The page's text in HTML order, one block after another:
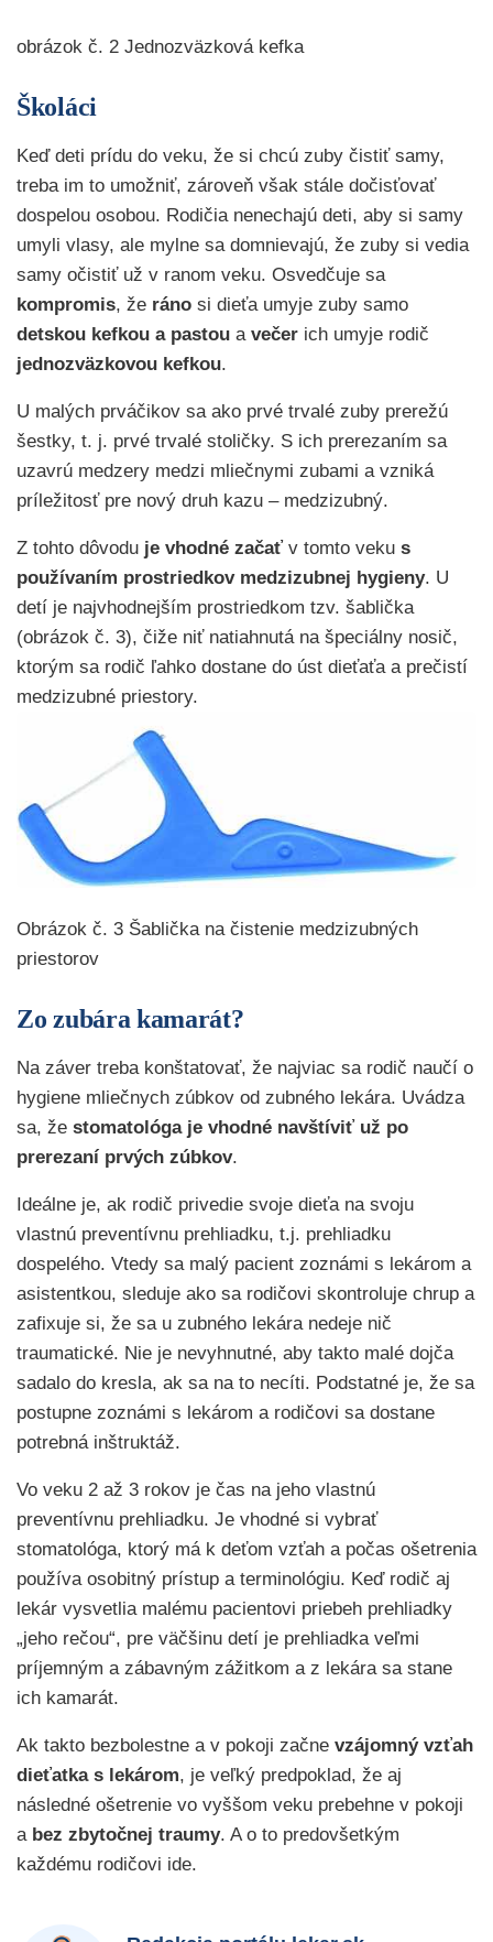
obrázok č. 2 Jednozväzková kefka
Školáci
Keď deti prídu do veku, že si chcú zuby čistiť samy,
treba im to umožniť, zároveň však stále dočisťovať
dospelou osobou. Rodičia nenechajú deti, aby si samy
umyli vlasy, ale mylne sa domnievajú, že zuby si vedia
samy očistiť už v ranom veku. Osvedčuje sa
kompromis, že ráno si dieťa umyje zuby samo
detskou kefkou a pastou a večer ich umyje rodič
jednozväzkovou kefkou.
U malých prváčikov sa ako prvé trvalé zuby prerežú
šestky, t. j. prvé trvalé stoličky. S ich prerezaním sa
uzavrú medzery medzi mliečnymi zubami a vzniká
príležitosť pre nový druh kazu – medzizubný.
Z tohto dôvodu je vhodné začať v tomto veku s
používaním prostriedkov medzizubnej hygieny. U
detí je najvhodnejším prostriedkom tzv. šablička
(obrázok č. 3), čiže niť natiahnutá na špeciálny nosič,
ktorým sa rodič ľahko dostane do úst dieťaťa a prečistí
medzizubné priestory.
Obrázok č. 3 Šablička na čistenie medzizubných
priestorov
Zo zubára kamarát?
Na záver treba konštatovať, že najviac sa rodič naučí o
hygiene mliečnych zúbkov od zubného lekára. Uvádza
sa, že stomatológa je vhodné navštíviť už po
prerezaní prvých zúbkov.
Ideálne je, ak rodič privedie svoje dieťa na svoju
vlastnú preventívnu prehliadku, t.j. prehliadku
dospelého. Vtedy sa malý pacient zoznámi s lekárom a
asistentkou, sleduje ako sa rodičovi skontroluje chrup a
zafixuje si, že sa u zubného lekára nedeje nič
traumatické. Nie je nevyhnutné, aby takto malé dojča
sadalo do kresla, ak sa na to necíti. Podstatné je, že sa
postupne zoznámi s lekárom a rodičovi sa dostane
potrebná inštruktáž.
Vo veku 2 až 3 rokov je čas na jeho vlastnú
preventívnu prehliadku. Je vhodné si vybrať
stomatológa, ktorý má k deťom vzťah a počas ošetrenia
používa osobitný prístup a terminológiu. Keď rodič aj
lekár vysvetlia malému pacientovi priebeh prehliadky
„jeho rečou“, pre väčšinu detí je prehliadka veľmi
príjemným a zábavným zážitkom a z lekára sa stane
ich kamarát.
Ak takto bezbolestne a v pokoji začne vzájomný vzťah
dieťatka s lekárom, je veľký predpoklad, že aj
následné ošetrenie vo vyššom veku prebehne v pokoji
a bez zbytočnej traumy. A o to predovšetkým
každému rodičovi ide.